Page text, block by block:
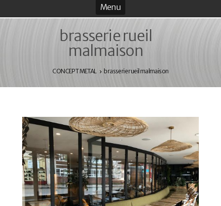
brasserie rueil
malmaison
CONCEPT METAL brasserie rueil malmaison